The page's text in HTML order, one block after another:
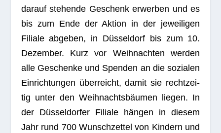
dar­auf ste­hende Geschenk erwer­ben und es
bis zum Ende der Aktion in der jewei­li­gen
Filiale abge­ben, in Düs­sel­dorf bis zum 10.
Dezem­ber. Kurz vor Weih­nach­ten wer­den
alle Geschenke und Spen­den an die sozia­len
Ein­rich­tun­gen über­reicht, damit sie recht­zei­
tig unter den Weih­nachts­bäu­men lie­gen. In
der Düs­sel­dor­fer Filiale hän­gen in die­sem
Jahr rund 700 Wunsch­zet­tel von Kin­dern und